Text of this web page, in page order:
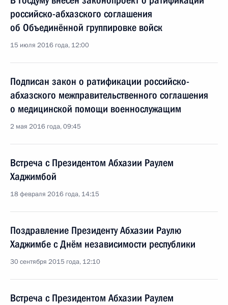
российско-абхазского соглашения
об Объединённой группировке войск
15 июля 2016 года, 12:00
Подписан закон о ратификации российско-
абхазского межправительственного соглашения
о медицинской помощи военнослужащим
2 мая 2016 года, 09:45
Встреча с Президентом Абхазии Раулем
Хаджимбой
18 февраля 2016 года, 14:15
Поздравление Президенту Абхазии Раулю
Хаджимбе с Днём независимости республики
30 сентября 2015 года, 12:10
Встреча с Президентом Абхазии Раулем